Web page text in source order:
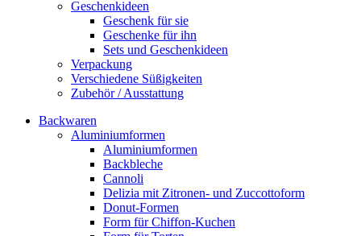
Geschenkideen
Geschenk für sie
Geschenke für ihn
Sets und Geschenkideen
Verpackung
Verschiedene Süßigkeiten
Zubehör / Ausstattung
Backwaren
Aluminiumformen
Aluminiumformen
Backbleche
Cannoli
Delizia mit Zitronen- und Zuccottoform
Donut-Formen
Form für Chiffon-Kuchen